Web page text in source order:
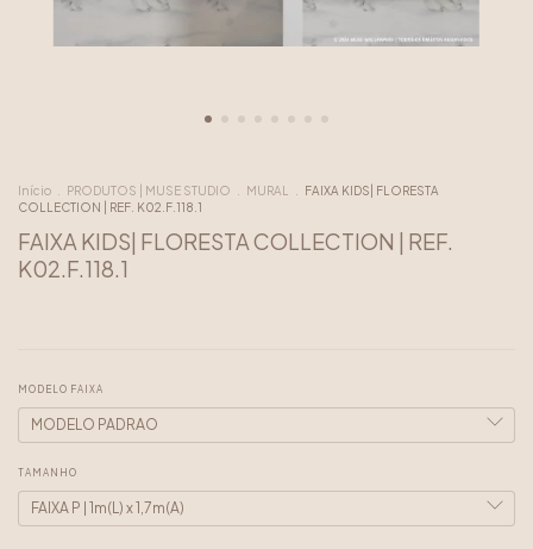
Início PRODUTOS | MUSE STUDIO MURAL
FAIXA KIDS| FLORESTA
COLLECTION | REF. K02.F.118.1
FAIXA KIDS| FLORESTA COLLECTION | REF.
K02.F.118.1
MODELO FAIXA
TAMANHO